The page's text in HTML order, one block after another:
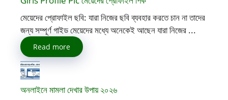
মেয়েদের প্রোফাইল ছবি: যারা নিজের ছবি ব্যবহার করতে চান না তাদের
জন্য সম্পূর্ণ গাইড মেয়েদের মধ্যে অনেকেই আছেন যারা নিজের ...
Read more
অনলাইনে মামলা দেখার উপায় ২০২৬